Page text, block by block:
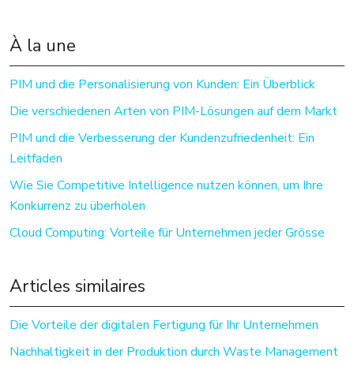
À la une
PIM und die Personalisierung von Kunden: Ein Überblick
Die verschiedenen Arten von PIM-Lösungen auf dem Markt
PIM und die Verbesserung der Kundenzufriedenheit: Ein
Leitfaden
Wie Sie Competitive Intelligence nutzen können, um Ihre
Konkurrenz zu überholen
Cloud Computing: Vorteile für Unternehmen jeder Grösse
Articles similaires
Die Vorteile der digitalen Fertigung für Ihr Unternehmen
Nachhaltigkeit in der Produktion durch Waste Management